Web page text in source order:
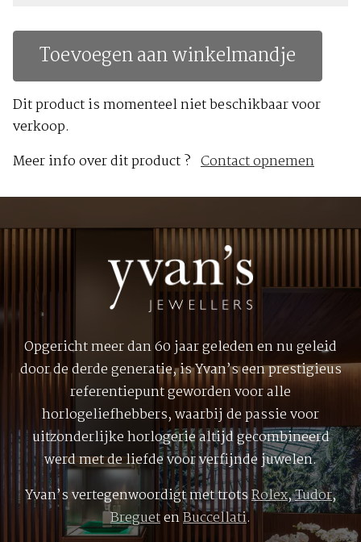
Toevoegen aan winkelmandje
Dit product is momenteel niet beschikbaar voor
verkoop.
Meer info over dit product ? Contact opnemen
Opgericht meer dan 60 jaar geleden en nu geleid
door de derde generatie, is Yvan’s een prestigieus
referentiepunt geworden voor alle
horlogeliefhebbers, waarbij de passie voor
uitzonderlijke horlogerie altijd gecombineerd
werd met de liefde voor verfijnde juwelen.
Yvan’s vertegenwoordigt met trotsRolex,Tudor,
BreguetenBuccellati.